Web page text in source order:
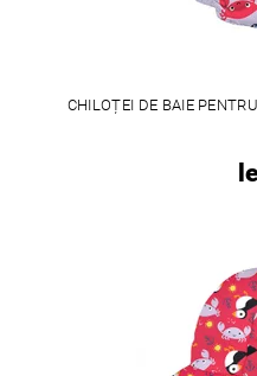
CHILOȚEI DE BAIE